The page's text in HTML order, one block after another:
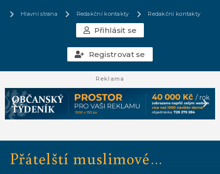
Hlavní strana Redakční kontakty Redakční kontakty
Přihlásit se
Registrovat se
Reklama
Přátelští muslimové…